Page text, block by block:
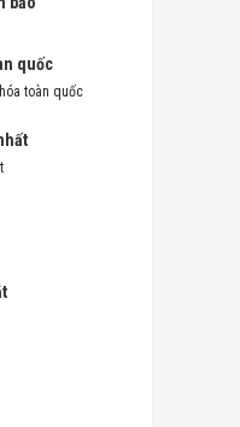
quốc
toàn quốc